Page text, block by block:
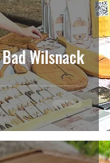
Wilsnack